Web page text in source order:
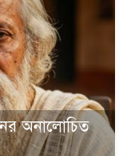
অনালোচিত